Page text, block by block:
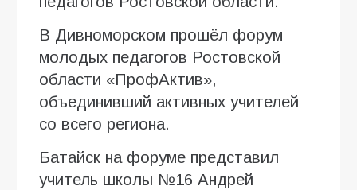
В Дивноморском прошёл форум
молодых педагогов Ростовской
области «ПрофАктив»,
объединивший активных учителей
со всего региона.
Батайск на форуме представил
учитель школы №16 Андрей